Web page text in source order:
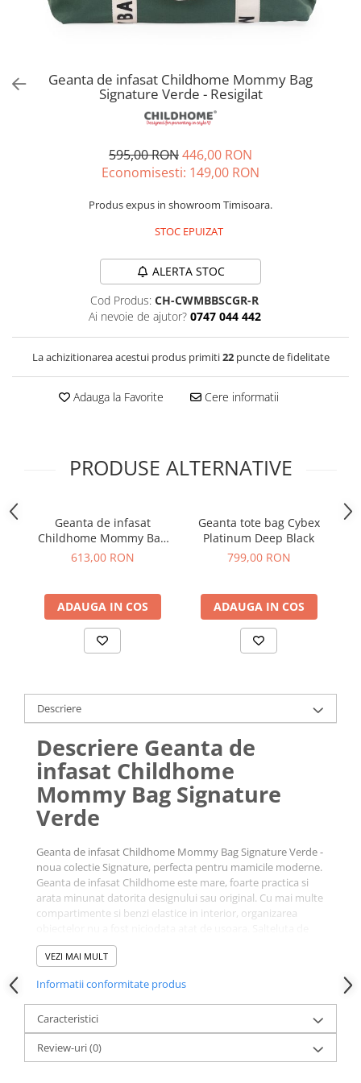
Decoratiuni
Jucarii educative
Jucarii electronice
Jucarii interactive
Jocuri de societate
Geanta de infasat Childhome Mommy Bag
Signature Verde - Resigilat
595,00 RON446,00 RON
Economisesti: 149,00 RON
Produs expus in showroom Timisoara.
STOC EPUIZAT
ALERTA STOC
Cod Produs: CH-CWMBBSCGR-R
Ai nevoie de ajutor? 0747 044 442
La achizitionarea acestui produs primiti22puncte de fidelitate
Adauga la Favorite Cere informatii
PRODUSE ALTERNATIVE
Geanta de infasat
Childhome Mommy Bag
Teddy
613,00 RON
ADAUGA IN COS
Geanta tote bag Cybex
Platinum Deep Black
799,00 RON
ADAUGA IN COS
Descriere
Descriere Geanta de
infasat Childhome
Mommy Bag Signature
Verde
Geanta de infasat Childhome Mommy Bag Signature Verde -
noua colectie Signature, perfecta pentru mamicile moderne.
Geanta de infasat Childhome este mare, foarte practica si
arata minunat datorita designului sau original. Cu mai multe
compartimente si benzi elastice in interior, organizarea
infasat pliabila este utila pentru schimbarea scutecului in
plimbarile dvs.
Geanta Childhome Mommy Bag poate fi folosita ca geanta
de infasat, geanta de voiaj, geanta pentru echipamentul
sport, la plaja etc.
VEZI MAI MULT
Informatii conformitate produs
Caracteristici
Review-uri(0)